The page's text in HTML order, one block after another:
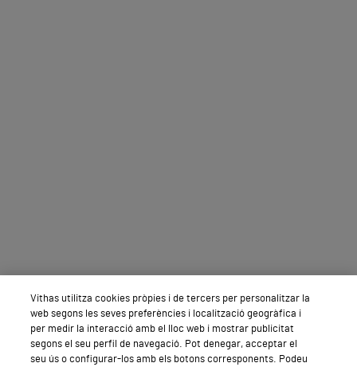
Vithas utilitza cookies pròpies i de tercers per personalitzar la
web segons les seves preferències i localització geogràfica i
per medir la interacció amb el lloc web i mostrar publicitat
segons el seu perfil de navegació. Pot denegar, acceptar el
seu ús o configurar-los amb els botons corresponents. Podeu